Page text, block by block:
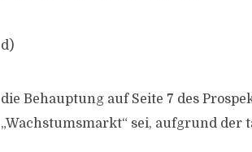
d)
die Behauptung auf Seite 7 des
„Wachstumsmarkt“ sei, aufgrund der